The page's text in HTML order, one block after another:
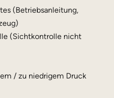
(Betriebsanleitung,
(Sichtkontrolle nicht
/ zu niedrigem Druck